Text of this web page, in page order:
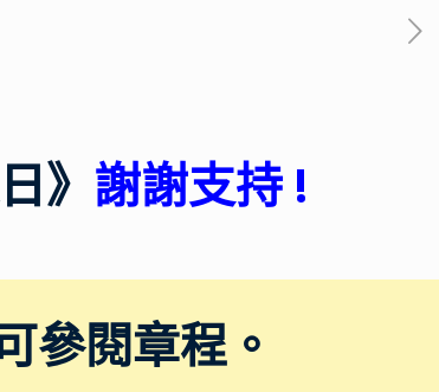
》 謝謝支持 !
參閱章程。